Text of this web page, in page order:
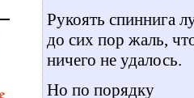
Рукоять спиннига
до сих пор жаль,
ничего не удалось.
Но по порядку